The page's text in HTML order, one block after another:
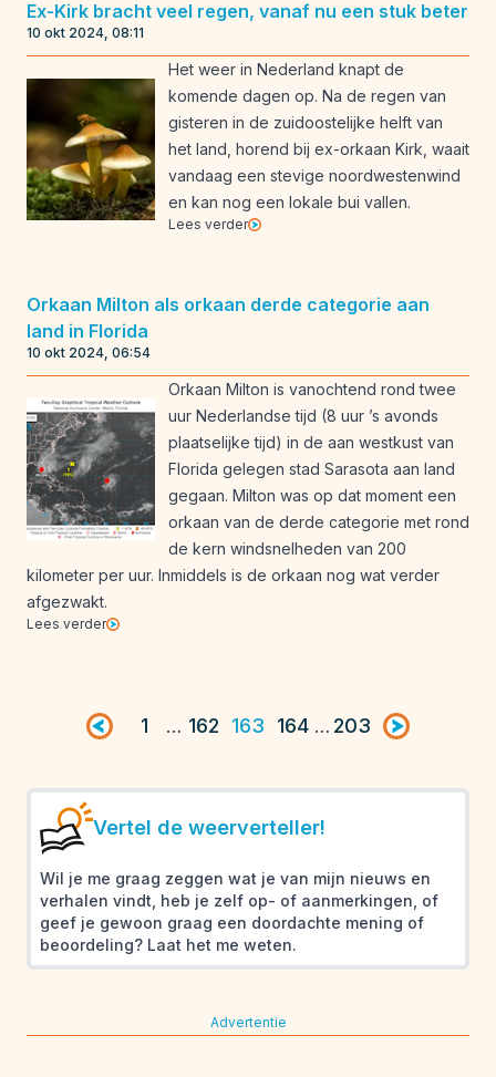
Ex-Kirk bracht veel regen, vanaf nu een stuk beter
10 okt 2024, 08:11
Het weer in Nederland knapt de
komende dagen op. Na de regen van
gisteren in de zuidoostelijke helft van
het land, horend bij ex-orkaan Kirk, waait
vandaag een stevige noordwestenwind
en kan nog een lokale bui vallen.
Lees verder
Orkaan Milton als orkaan derde categorie aan
land in Florida
10 okt 2024, 06:54
Orkaan Milton is vanochtend rond twee
uur Nederlandse tijd (8 uur ’s avonds
plaatselijke tijd) in de aan westkust van
Florida gelegen stad Sarasota aan land
gegaan. Milton was op dat moment een
orkaan van de derde categorie met rond
de kern windsnelheden van 200
kilometer per uur. Inmiddels is de orkaan nog wat verder
afgezwakt.
Lees verder
Vorige pagina
1 … 162 163 164 … 203 Volgende
Vertel de weerverteller!
Wil je me graag zeggen wat je van mijn nieuws en
verhalen vindt, heb je zelf op- of aanmerkingen, of
geef je gewoon graag een doordachte mening of
beoordeling? Laat het me weten.
Advertentie